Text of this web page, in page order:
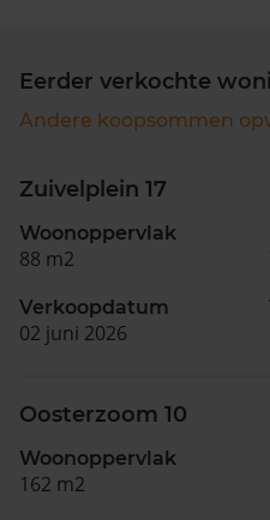
Eerder verkochte
Andere koopsommen
Zuivelplein 17
Woonoppervlak
88 m2
Verkoopdatum
02 juni 2026
Oosterzoom 10
Woonoppervlak
162 m2